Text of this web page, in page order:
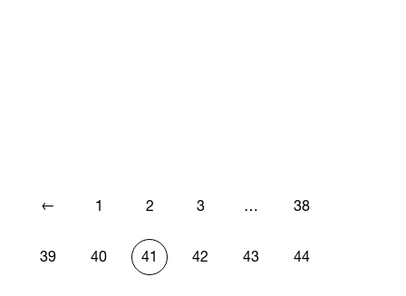
← 1 2 3 … 38
39 40 41 42 43 44